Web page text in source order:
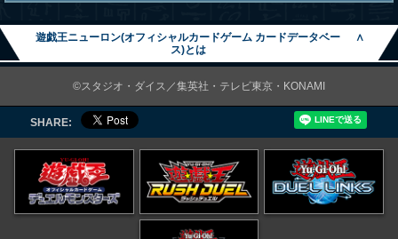
遊戯王ニューロン(オフィシャルカードゲーム カードデータベー
ス)とは
∧
©スタジオ・ダイス／集英社・テレビ東京・KONAMI
SHARE: